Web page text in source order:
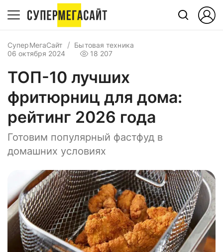
СуперМегаСайт
Бытовая техника
06 октября 2024
18 207
ТОП-10 лучших
фритюрниц для дома:
рейтинг 2026 года
Готовим популярный фастфуд в
домашних условиях